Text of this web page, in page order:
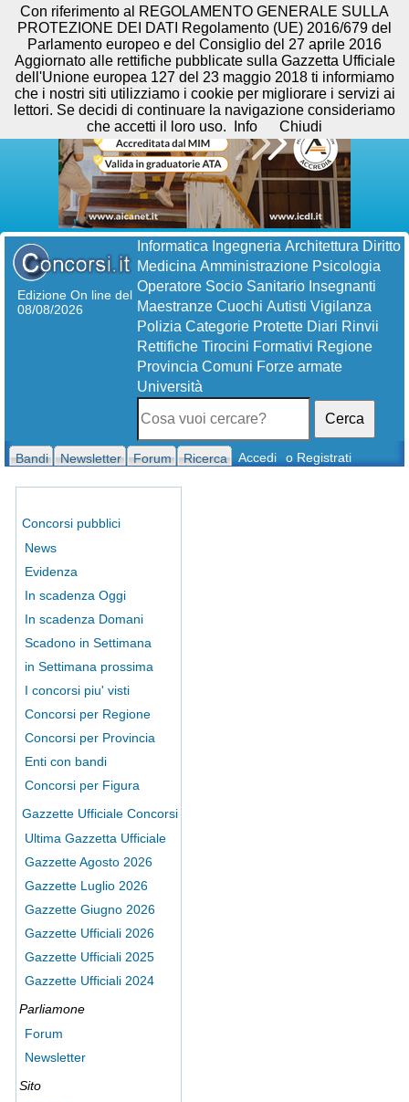
Edizione On line del
08/08/2026
Informatica Ingegneria Architettura Diritto
Medicina Amministrazione Psicologia
Operatore Socio Sanitario Insegnanti
Maestranze Cuochi Autisti Vigilanza
Polizia Categorie Protette Diari Rinvii
Rettifiche Tirocini Formativi Regione
Provincia Comuni Forze armate
Università
Cerca
Bandi Newsletter Forum Ricerca Accedi o Registrati
Concorsi pubblici
News
Evidenza
In scadenza Oggi
In scadenza Domani
Scadono in Settimana
in Settimana prossima
I concorsi piu' visti
Concorsi per Regione
Concorsi per Provincia
Enti con bandi
Concorsi per Figura
Gazzette Ufficiale Concorsi
Ultima Gazzetta Ufficiale
Gazzette Agosto 2026
Gazzette Luglio 2026
Gazzette Giugno 2026
Gazzette Ufficiali 2026
Gazzette Ufficiali 2025
Gazzette Ufficiali 2024
Parliamone
Forum
Newsletter
Sito
Con riferimento al REGOLAMENTO GENERALE SULLA
PROTEZIONE DEI DATI Regolamento (UE) 2016/679 del
Parlamento europeo e del Consiglio del 27 aprile 2016
Aggiornato alle rettifiche pubblicate sulla Gazzetta Ufficiale
dell'Unione europea 127 del 23 maggio 2018 ti informiamo
che i nostri siti utilizziamo i cookie per migliorare i servizi ai
lettori. Se decidi di continuare la navigazione consideriamo
che accetti il loro uso.
Info Chiudi